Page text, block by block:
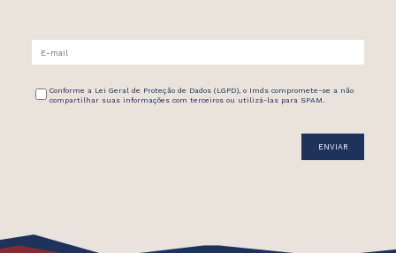
Conforme a Lei Geral de Proteção de Dados (LGPD), o Imds compromete-se a não
compartilhar suas informações com terceiros ou utilizá-las para SPAM.